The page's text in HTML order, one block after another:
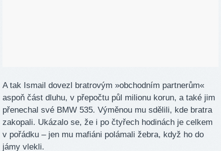
A tak Ismail dovezl bratrovým »obchodním partnerům«
aspoň část dluhu, v přepočtu půl milionu korun, a také jim
přenechal své BMW 535. Výměnou mu sdělili, kde bratra
zakopali. Ukázalo se, že i po čtyřech hodinách je celkem
v pořádku – jen mu mafiáni polámali žebra, když ho do
jámy vlekli.